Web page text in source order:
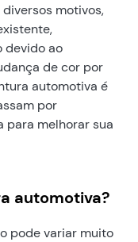
motivos,
devido ao
de cor por
automotiva é
por
para melhorar sua
automotiva?
pode variar muito